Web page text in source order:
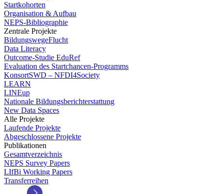
Startkohorten
Organisation & Aufbau
NEPS-Bibliographie
Zentrale Projekte
BildungswegeFlucht
Data Literacy
Outcome-Studie EduRef
Evaluation des Startchancen-Programms
KonsortSWD – NFDI4Society
LEARN
LINEup
Nationale Bildungsberichterstattung
New Data Spaces
Alle Projekte
Laufende Projekte
Abgeschlossene Projekte
Publikationen
Gesamtverzeichnis
NEPS Survey Papers
LIfBi Working Papers
Transferreihen